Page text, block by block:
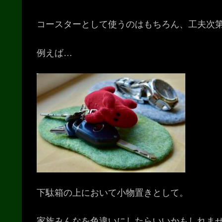
コースターとして使うのはもちろん、工夫次
例えば…
下駄箱の上において小物置きとして。